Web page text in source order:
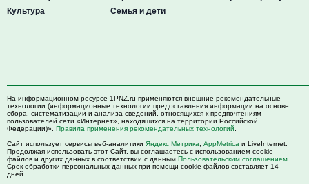
Культура
Семья и дети
На информационном ресурсе 1PNZ.ru применяются внешние рекомендательные
технологии (информационные технологии предоставления информации на основе
сбора, систематизации и анализа сведений, относящихся к предпочтениям
пользователей сети «Интернет», находящихся на территории Российской
Федерации)». Правила применения рекомендательных технологий
Сайт использует сервисы веб-аналитики Яндекс Метрика AppMetrica и LiveInternet.
Продолжая использовать этот Сайт, вы соглашаетесь с использованием cookie-
файлов и других данных в соответствии с данным Пользовательским соглашением
Срок обработки персональных данных при помощи cookie-файлов составляет 14
дней.